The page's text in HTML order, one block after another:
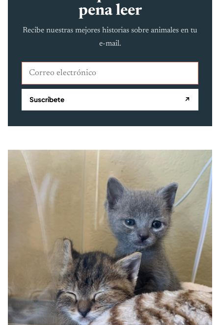
pena leer
Recibe nuestras mejores historias sobre animales en tu
e-mail.
Correo electrónico
Suscríbete ↗